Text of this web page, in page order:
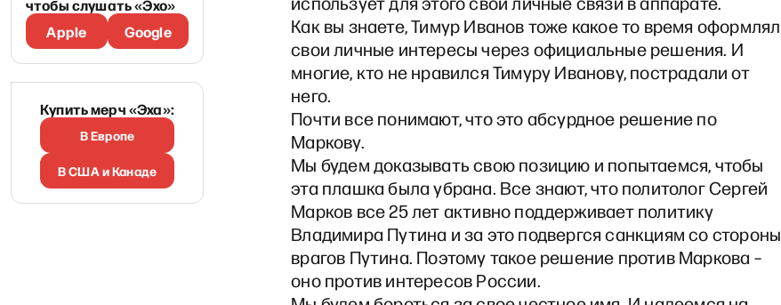
чтобы слушать «Эхо»
Apple
Google
Купить мерч «Эха»:
В Европе
В США и Канаде
Как вы знаете, Тимур Иванов тоже какое то время оформлял
свои личные интересы через официальные решения. И
многие, кто не нравился Тимуру Иванову, пострадали от
него.
Почти все понимают, что это абсурдное решение по
Маркову.
Мы будем доказывать свою позицию и попытаемся, чтобы
эта плашка была убрана. Все знают, что политолог Сергей
Марков все 25 лет активно поддерживает политику
Владимира Путина и за это подвергся санкциям со стороны
врагов Путина. Поэтому такое решение против Маркова –
оно против интересов России.